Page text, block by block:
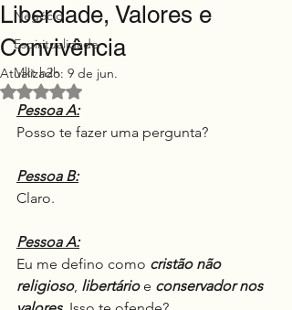
Negócio
Espiritualidade
Mkt h2h
Liberdade, Valores e
Convivência
Atualizado: 9 de jun.
Avaliado com NaN de 5 estrelas.
Pessoa A:
Posso te fazer uma pergunta?
Pessoa B:
Claro.
Pessoa A:
Eu me defino como cristão não
religioso, libertário e conservador nos